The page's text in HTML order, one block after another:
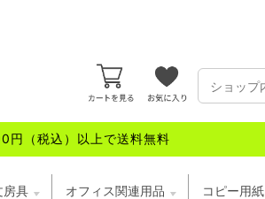
円（税込）以上で送料無料
房具 オフィス関連用品 コピー用紙